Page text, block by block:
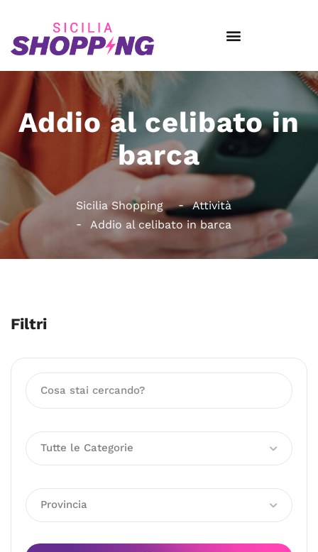
Addio al celibato in
barca
Sicilia Shopping
Attività
Addio al celibato in barca
Filtri
Tutte le Categorie
Provincia